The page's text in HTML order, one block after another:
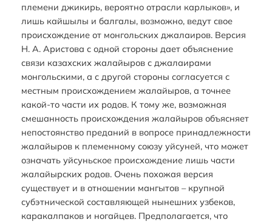
племени джикирь, вероятно отрасли карлыков», и
лишь кайшылы и балгалы, возможно, ведут свое
происхождение от монгольских джалаиров. Версия
Н. А. Аристова с одной стороны дает объяснение
связи казахских жалайыров с джалаирами
монгольскими, а с другой стороны согласуется с
местным происхождением жалайыров, а точнее
какой-то части их родов. К тому же, возможная
смешанность происхождения жалайыров объясняет
непостоянство преданий в вопросе принадлежности
жалайыров к племенному союзу уйсуней, что может
означать уйсуньское происхождение лишь части
жалайырских родов. Очень похожая версия
существует и в отношении мангытов – крупной
субэтнической составляющей нынешних узбеков,
каракалпаков и ногайцев. Предполагается, что